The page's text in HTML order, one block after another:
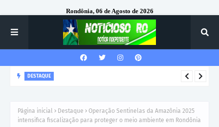
Rondônia, 06 de Agosto de 2026
DESTAQUE
Página inicial Destaque
Operação Sentinelas da Amazônia 2025
intensifica fiscalização para proteger o meio ambiente em Rondônia